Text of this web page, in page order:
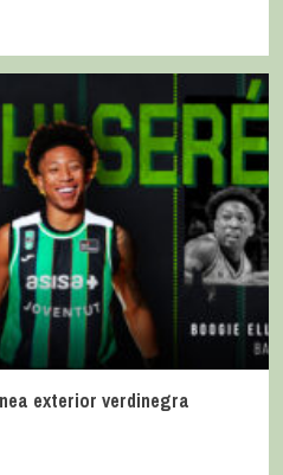
exterior verdinegra